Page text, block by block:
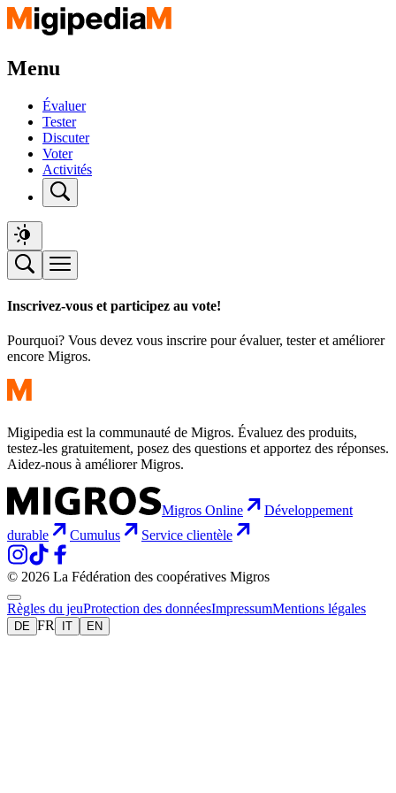
Menu
Évaluer
Tester
Discuter
Voter
Activités
Inscrivez-vous et participez au vote!
Pourquoi? Vous devez vous inscrire pour évaluer, tester et améliorer
encore Migros.
Migipedia est la communauté de Migros. Évaluez des produits,
testez-les gratuitement, posez des questions et apportez des réponses.
Aidez-nous à améliorer Migros.
Migros Online
Développement
durable
Cumulus Service clientèle
© 2026 La Fédération des coopératives Migros
Règles du jeuProtection des donnéesImpressumMentions légales
DE FR IT EN